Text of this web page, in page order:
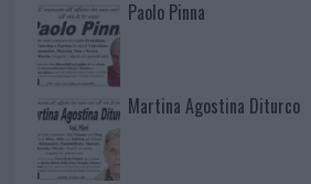
Paolo Pinna
Martina Agostina Diturco